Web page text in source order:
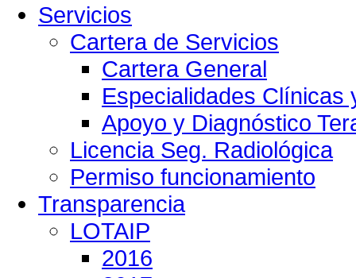
Servicios
Cartera de Servicios
Cartera General
Especialidades Clínicas
Apoyo y Diagnóstico
Licencia Seg. Radiológica
Permiso funcionamiento
Transparencia
LOTAIP
2016